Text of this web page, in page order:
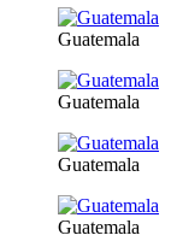
Guatemala
Guatemala
Guatemala
Guatemala